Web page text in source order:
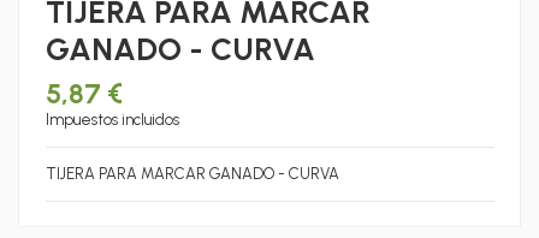
TIJERA PARA MARCAR
GANADO - CURVA
5,87 €
Impuestos incluidos
TIJERA PARA MARCAR GANADO - CURVA